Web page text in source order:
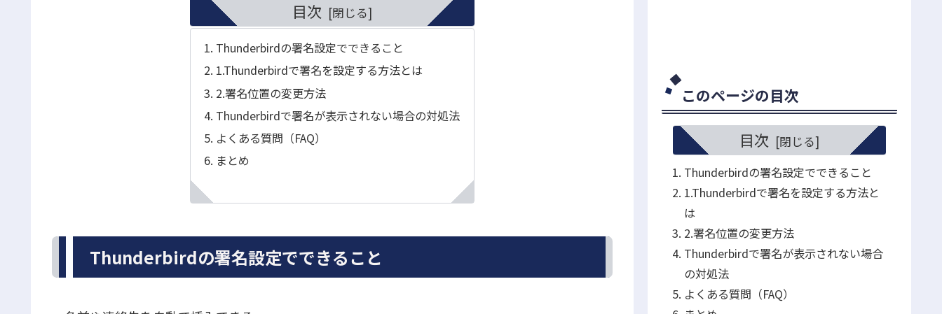
目次
Thunderbirdの署名設定でできること
1.Thunderbirdで署名を設定する方法とは
2.署名位置の変更方法
Thunderbirdで署名が表示されない場合の対処法
よくある質問（FAQ）
まとめ
Thunderbirdの署名設定でできること
このページの目次
目次
Thunderbirdの署名設定でできること
1.Thunderbirdで署名を設定する方法と
は
2.署名位置の変更方法
Thunderbirdで署名が表示されない場合
の対処法
よくある質問（FAQ）